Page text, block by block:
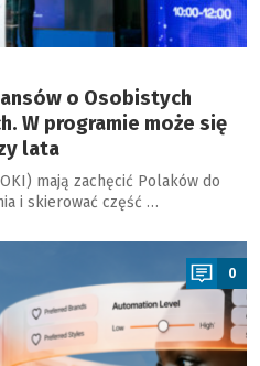
o Osobistych
W programie może się
lata
mają zachęcić Polaków do
i skierować część …
0